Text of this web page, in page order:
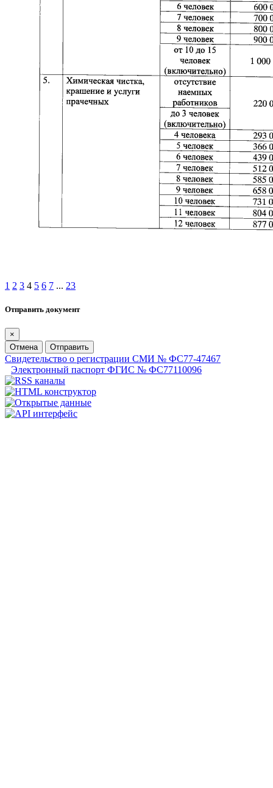
1 2 3 4 5 6 7 ... 23
Отправить документ
×
Отмена
Отправить
Свидетельство о регистрации СМИ № ФС77-47467
Электронный паспорт ФГИС № ФС77110096